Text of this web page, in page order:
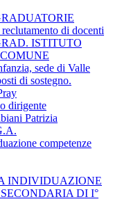
di docenti
ISTITUTO
sede di Valle
di sostegno.
dirigente
Patrizia
competenze
INDIVIDUAZIONE
DI I°